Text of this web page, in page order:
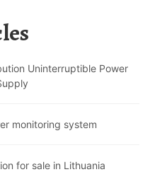
Uninterruptible Power
monitoring system
for sale in Lithuania